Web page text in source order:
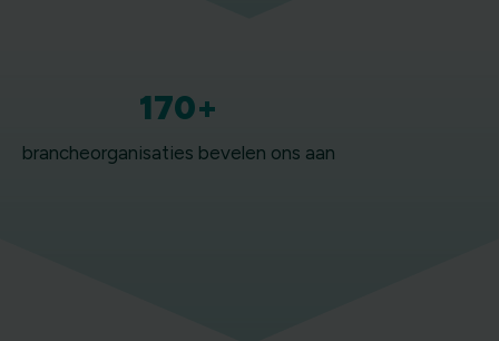
170+
brancheorganisaties bevelen ons aan